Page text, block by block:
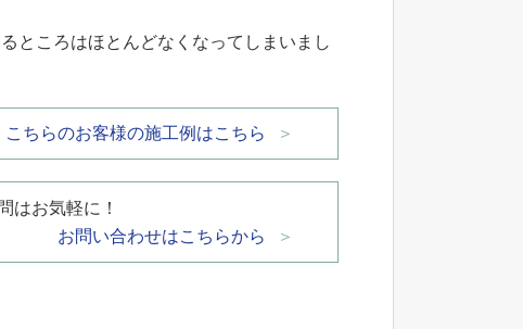
ところはほとんどなくなってしまいまし
こちらのお客様の施工例はこちら
はお気軽に！
お問い合わせはこちらから